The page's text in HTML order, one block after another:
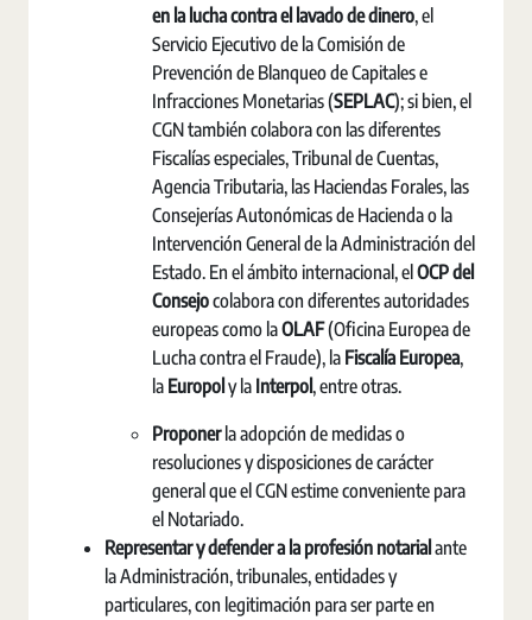
en la lucha contra el lavado de dinero, el
Servicio Ejecutivo de la Comisión de
Prevención de Blanqueo de Capitales e
Infracciones Monetarias (SEPLAC); si bien, el
CGN también colabora con las diferentes
Fiscalías especiales, Tribunal de Cuentas,
Agencia Tributaria, las Haciendas Forales, las
Consejerías Autonómicas de Hacienda o la
Intervención General de la Administración del
Estado. En el ámbito internacional, el OCP del
Consejocolabora con diferentes autoridades
europeas como laOLAF(Oficina Europea de
Lucha contra el Fraude), la Fiscalía Europea,
la Europol y la Interpol, entre otras.
Proponerla adopción de medidas o
resoluciones y disposiciones de carácter
general que el CGN estime conveniente para
el Notariado.
Representar y defender a la profesión notarial ante
la Administración, tribunales, entidades y
particulares, con legitimación para ser parte en